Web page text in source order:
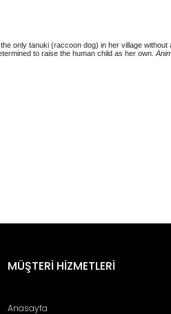
only tanuki (raccoon dog) in her village without
to raise the human child as her own.
MÜŞTERİ HİZMETLERİ
Anasayfa